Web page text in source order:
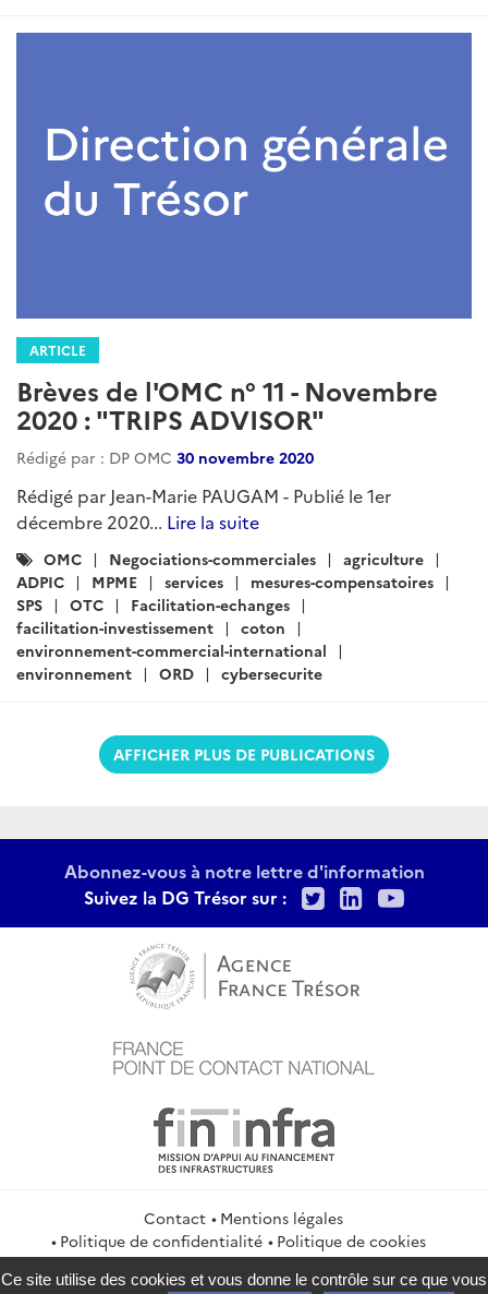
ARTICLE
Brèves de l'OMC n° 11 - Novembre
2020 : "TRIPS ADVISOR"
Rédigé par : DP OMC 30 novembre 2020
Rédigé par Jean-Marie PAUGAM - Publié le 1er
décembre 2020... Lire la suite
Catégories
:
OMC Negociations-commerciales
agriculture
ADPIC
MPME services
mesures-compensatoires
SPS
OTC
Facilitation-echanges
facilitation-investissement
coton
environnement-commercial-international
environnement
ORD cybersecurite
AFFICHER PLUS DE PUBLICATIONS
Abonnez-vous à notre lettre d'information
Suivez la DG Trésor sur :
TwitterLinkedIn
Contact
Mentions légales
Politique de confidentialité
Politique de cookies
Gestion des cookies
Flux RSS
Ce site utilise des cookies et vous donne le contrôle sur ce que vous